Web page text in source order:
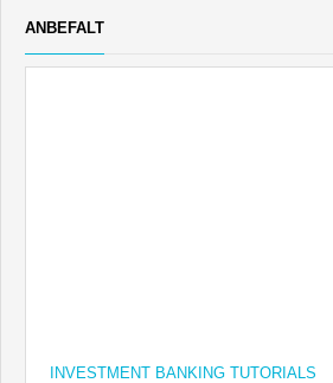
ANBEFALT
INVESTMENT BANKING TUTORIALS